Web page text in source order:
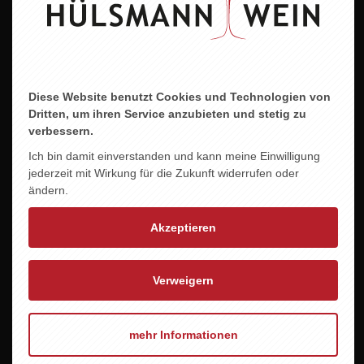
Jahrgang
Er begeistert durch seinen enormen Schmelz,
gepaart mit einer sehr harmonischen und
ausgewogenen Frucht. Sein saftiger Charakter regt
zum weitertrinken an. Ein Wein für diverse
Anlässe. Das Etikett verziert mit den
„Wahrzeichen“ der Stadt Meppen.
12,5 % vol.
8–10 °C
Diese Website benutzt Cookies und Technologien von
Dritten, um ihren Service anzubieten und stetig zu
verbessern.
Ich bin damit einverstanden und kann meine Einwilligung
jederzeit mit Wirkung für die Zukunft widerrufen oder
ändern.
Akzeptieren
Verweigern
mehr Informationen